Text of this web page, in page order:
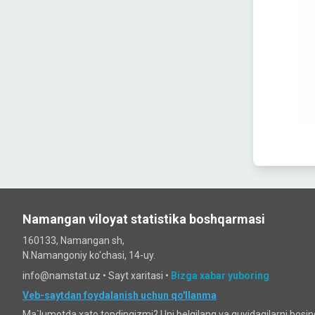
Namangan viloyat statistika boshqarmasi
160133, Namangan sh,
N.Namangoniy ko'chasi, 14-uy.
info@namstat.uz • Sayt xaritasi • Bizga xabar yuboring
Veb-saytdan foydalanish uchun qo'llanma